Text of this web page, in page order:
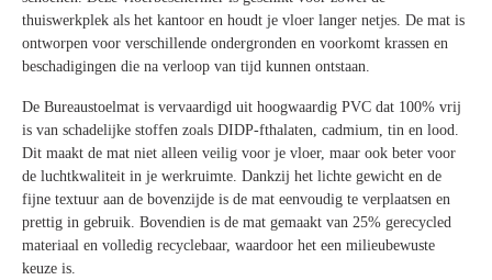
thuiswerkplek als het kantoor en houdt je vloer langer netjes. De mat is
ontworpen voor verschillende ondergronden en voorkomt krassen en
beschadigingen die na verloop van tijd kunnen ontstaan.
De Bureaustoelmat is vervaardigd uit hoogwaardig PVC dat 100% vrij
is van schadelijke stoffen zoals DIDP-fthalaten, cadmium, tin en lood.
Dit maakt de mat niet alleen veilig voor je vloer, maar ook beter voor
de luchtkwaliteit in je werkruimte. Dankzij het lichte gewicht en de
fijne textuur aan de bovenzijde is de mat eenvoudig te verplaatsen en
prettig in gebruik. Bovendien is de mat gemaakt van 25% gerecycled
materiaal en volledig recyclebaar, waardoor het een milieubewuste
keuze is.